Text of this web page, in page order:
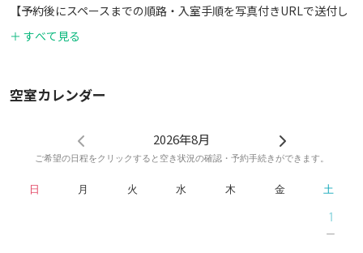
【予約後にスペースまでの順路・入室手順を写真付きURLで送付し
ます】
①松屋を前に左折する（ファミリーマート方面に進みます）
③横断歩道を渡った後、左折する
＋ すべて見る
空室カレンダー
2026年8月
ご希望の日程をクリックすると空き状況の確認・予約手続きができます。
日 月 火 水 木 金 土
1